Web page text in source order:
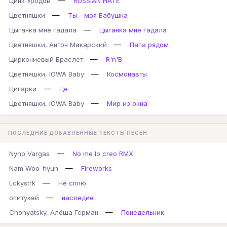
Цветняшки
—
Ты - моя Бабушка
Цыганка мне гадала
—
Цыганка мне гадала
Цветняшки, Антон Макарский
—
Папа рядом
Циркониевый Браслет
—
R'n'B
Цветняшки, IOWA Baby
—
Космонавты
Цигарки
—
Це
Цветняшки, IOWA Baby
— Мир из окна
ПОСЛЕДНИЕ ДОБАВЛЕННЫЕ ТЕКСТЫ ПЕСЕН
Nyno Vargas —
No me lo creo RMX
Nam Woo-hyun
—
Fireworks
Lckystrk
—
Не сплю
опитукей
—
наследие
Chonyatsky, Алёша Герман
— Понедельник